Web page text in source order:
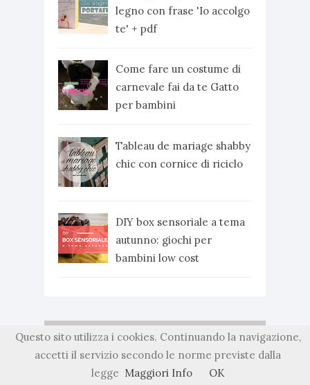
legno con frase 'Io accolgo
te' + pdf
Come fare un costume di
carnevale fai da te Gatto
per bambini
Tableau de mariage shabby
chic con cornice di riciclo
DIY box sensoriale a tema
autunno: giochi per
bambini low cost
ARCHIVIO
(1)
Questo sito utilizza i cookies. Continuando la navigazione,
accetti il servizio secondo le norme previste dalla
legge Maggiori Info OK